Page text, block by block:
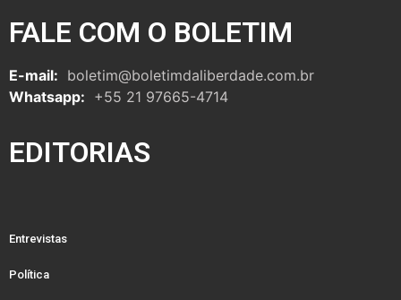
FALE COM O BOLETIM
E-mail: boletim@boletimdaliberdade.com.br
Whatsapp: +55 21 97665-4714
EDITORIAS
Entrevistas
Política